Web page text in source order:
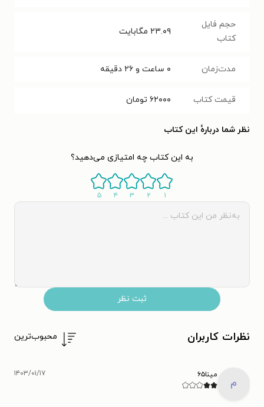
حجم فایل
کتاب
۲۳.۰۹ مگابایت
مدت‌زمان ۰ ساعت و ۲۶ دقیقه
قیمت کتاب ۶۲۰۰۰ تومان
نظر شما دربارهٔ این کتاب
به این کتاب چه امتیازی می‌دهید؟
۱ ۲ ۳ ۴ ۵
ثبت نظر
نظرات کاربران محبوب‌ترین
م
مینا۶۵ ۱۴۰۳/۰۱/۱۷